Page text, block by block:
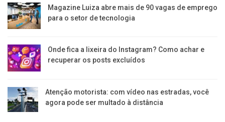
Magazine Luiza abre mais de 90 vagas de emprego
para o setor de tecnologia
Onde fica a lixeira do Instagram? Como achar e
recuperar os posts excluídos
Atenção motorista: com vídeo nas estradas, você
agora pode ser multado à distância